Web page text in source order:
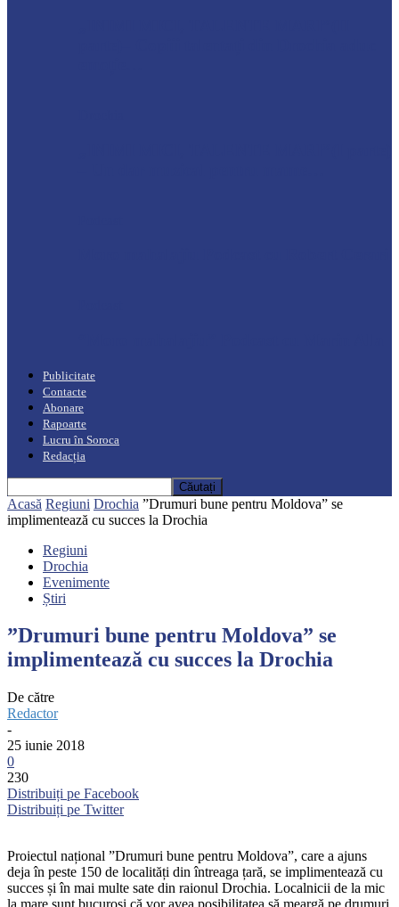
Publicitate
Contacte
Abonare
Rapoarte
Lucru în Soroca
Redacția
Acasă Regiuni Drochia ”Drumuri bune pentru Moldova” se
implimentează cu succes la Drochia
Regiuni
Drochia
Evenimente
Știri
”Drumuri bune pentru Moldova” se
implimentează cu succes la Drochia
De către
Redactor
-
25 iunie 2018
0
230
Distribuiți pe Facebook
Distribuiți pe Twitter
Proiectul național ”Drumuri bune pentru Moldova”, care a ajuns
deja în peste 150 de localități din întreaga țară, se implimentează cu
succes și în mai multe sate din raionul Drochia. Localnicii de la mic